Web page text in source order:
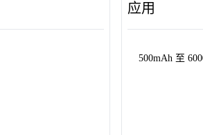
应用
500mAh 至